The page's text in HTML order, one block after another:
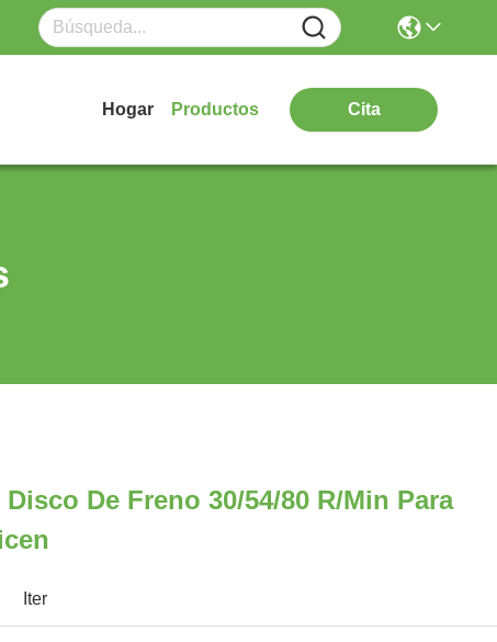
Hogar Productos Cita
De Freno 30/54/80 R/min Para
Iter